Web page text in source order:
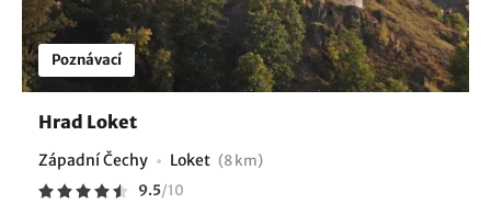
Poznávací
Hrad Loket
Západní Čechy Loket (8 km)
9.5/10